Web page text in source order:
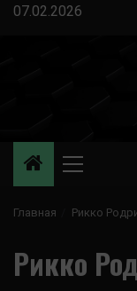
Перейти
07.02.2026
Главная Рикко
Рикко